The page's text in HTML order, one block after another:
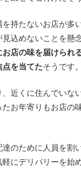
持たないお店が多
込めないことを懸念
店の味を届けられ
点を当てたそうです。
、近くに住んでいな
たお年寄りもお店の
のために人員を割
にデリバリーを始